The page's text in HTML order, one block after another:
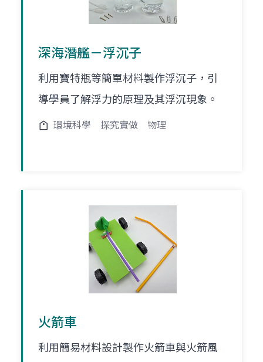
深海潛艦－浮沉子
利用寶特瓶等簡單材料製作浮沉子，引
導學員了解浮力的原理及其浮沉現象。
環境科學 探究實做 物理
火箭車
利用簡易材料設計製作火箭車與火箭風